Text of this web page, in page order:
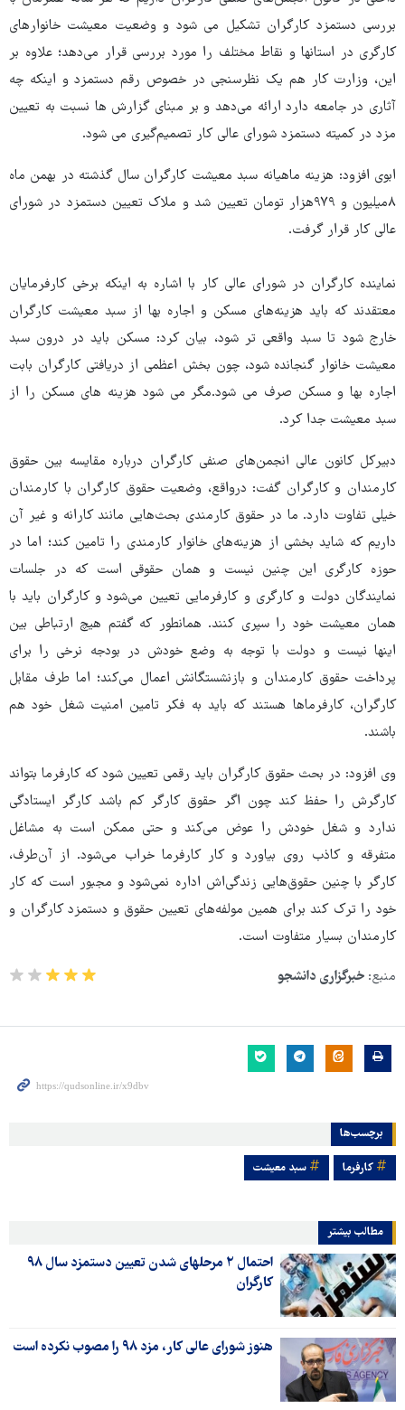
بررسی دستمزد کارگران تشکیل می شود و وضعیت معیشت خانوارهای
کارگری در استانها و نقاط مختلف را مورد بررسی قرار می‌دهد؛ علاوه بر
این، وزارت کار هم یک نظرسنجی در خصوص رقم دستمزد و اینکه چه
آثاری در جامعه دارد ارائه می‌دهد و بر مبنای گزارش ها نسبت به تعیین
مزد در کمیته دستمزد شورای عالی کار تصمیم‌گیری می شود.
ابوی افزود: هزینه ماهیانه سبد معیشت کارگران سال گذشته در بهمن ماه
۸میلیون و ۹۷۹هزار تومان تعیین شد و ملاک تعیین دستمزد در شورای
عالی کار قرار گرفت.
نماینده کارگران در شورای عالی کار با اشاره به اینکه برخی کارفرمایان
معتقدند که باید هزینه‌های مسکن و اجاره بها از سبد معیشت کارگران
خارج شود تا سبد واقعی تر شود، بیان کرد: مسکن باید در درون سبد
معیشت خانوار گنجانده شود، چون بخش اعظمی از دریافتی کارگران بابت
اجاره بها و مسکن صرف می شود.مگر می شود هزینه های مسکن را از
سبد معیشت جدا کرد.
دبیرکل کانون عالی انجمن‌های صنفی کارگران درباره مقایسه بین حقوق
کارمندان و کارگران گفت: درواقع، وضعیت حقوق کارگران با کارمندان
خیلی تفاوت دارد. ما در حقوق کارمندی بحث‌هایی مانند کارانه و غیر آن
داریم که شاید بخشی از هزینه‌های خانوار کارمندی را تامین کند؛ اما در
حوزه کارگری این چنین نیست و همان حقوقی است که در جلسات
نمایندگان دولت و کارگری و کارفرمایی تعیین می‌شود و کارگران باید با
همان معیشت خود را سپری کنند. همانطور که گفتم هیچ ارتباطی بین
اینها نیست و دولت با توجه به وضع خودش در بودجه نرخی را برای
پرداخت حقوق کارمندان و بازنشستگانش اعمال می‌کند؛ اما طرف مقابل
کارگران، کارفرماها هستند که باید به فکر تامین امنیت شغل خود هم
باشند.
وی افزود: در بحث حقوق کارگران باید رقمی تعیین شود که کارفرما بتواند
کارگرش را حفظ کند چون اگر حقوق کارگر کم باشد کارگر ایستادگی
ندارد و شغل خودش را عوض می‌کند و حتی ممکن است به مشاغل
متفرقه و کاذب روی بیاورد و کار کارفرما خراب می‌شود. از آن‌طرف،
کارگر با چنین حقوق‌هایی زندگی‌اش اداره نمی‌شود و مجبور است که کار
خود را ترک کند برای همین مولفه‌های تعیین حقوق و دستمزد کارگران و
کارمندان بسیار متفاوت است.
منبع: خبرگزاری دانشجو
برچسب‌ها
کارفرما سبد معیشت
مطالب بیشتر
احتمال ۲ مرحله‎ای شدن تعیین دستمزد سال ۹۸
کارگران
هنوز شورای عالی کار، مزد ۹۸ را مصوب نکرده است